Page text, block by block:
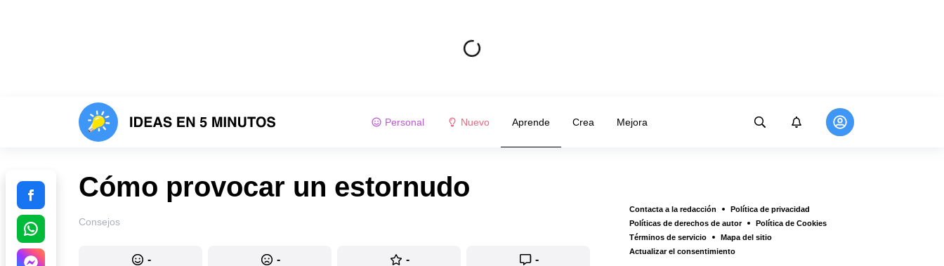
Personal Nuevo Aprende Crea Mejora
Contacta a la redacción
Política de privacidad
Políticas de derechos de autor
Política de Cookies
Términos de servicio
Mapa del sitio
Actualizar el consentimiento
Cómo provocar un estornudo
Consejos
- - - -